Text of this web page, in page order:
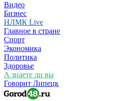
Видео
Бизнес
НЛМК Live
Главное в стране
Спорт
Экономика
Политика
Здоровье
А знаете ли вы
Говорит Липецк